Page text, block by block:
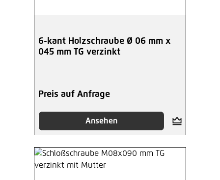
6-kant Holzschraube Ø 06 mm x
045 mm TG verzinkt
Preis auf Anfrage
Ansehen